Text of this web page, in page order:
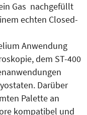
Gas nachgefüllt
echten Closed-
Anwendung
dem ST-400
Darüber
Palette an
kompatibel und